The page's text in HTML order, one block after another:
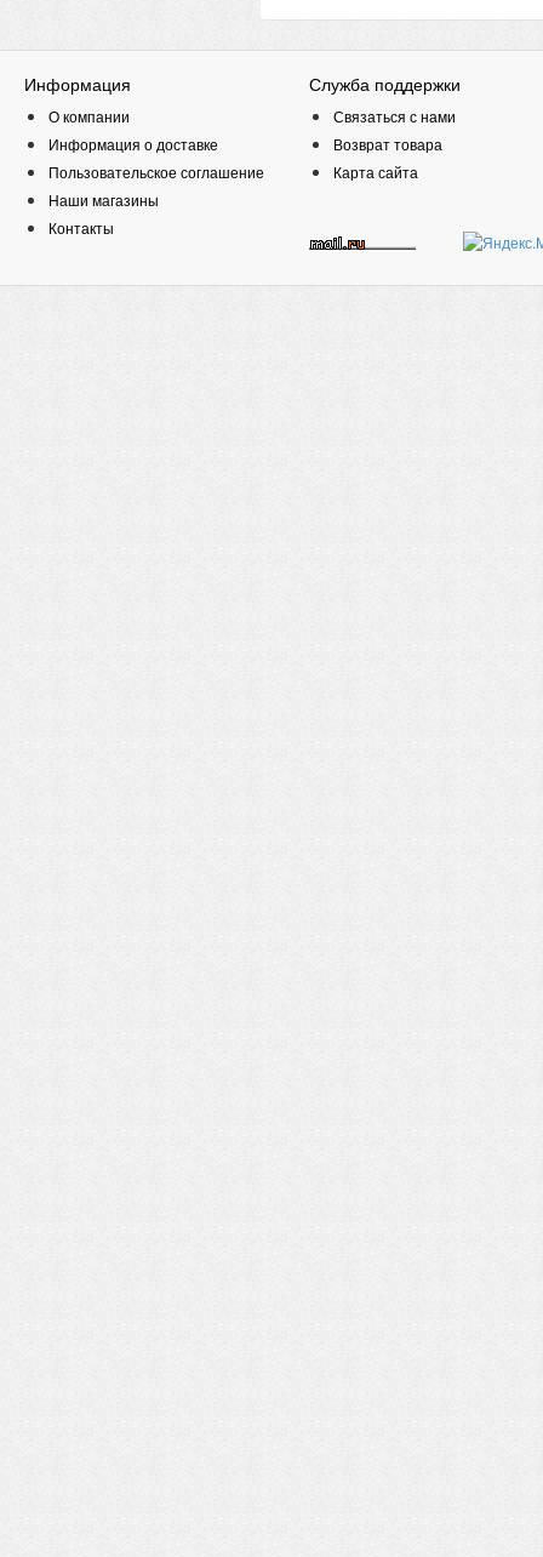
Информация
О компании
Информация о доставке
Пользовательское соглашение
Наши магазины
Контакты
Служба поддержки
Связаться с нами
Возврат товара
Карта сайта